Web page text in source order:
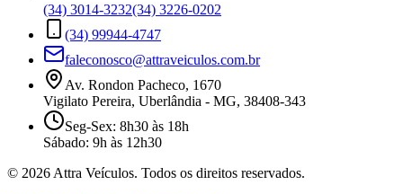
(34) 3014-3232(34) 3226-0202
(34) 99944-4747
faleconosco@attraveiculos.com.br
Av. Rondon Pacheco, 1670
Vigilato Pereira, Uberlândia - MG, 38408-343
Seg-Sex: 8h30 às 18h
Sábado: 9h às 12h30
© 2026 Attra Veículos. Todos os direitos reservados.